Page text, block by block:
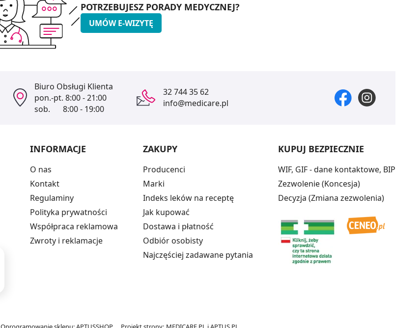
POTRZEBUJESZ PORADY MEDYCZNEJ?
UMÓW E-WIZYTĘ
Biuro Obsługi Klienta
pon.-pt. 8:00 - 21:00
sob.
8:00 - 19:00
32 744 35 62
info@medicare.pl
INFORMACJE
O nas
Kontakt
Regulaminy
Polityka prywatności
Współpraca reklamowa
Zwroty i reklamacje
ZAKUPY
Producenci
Marki
Indeks leków na receptę
Jak kupować
Dostawa i płatność
Odbiór osobisty
Najczęściej zadawane pytania
KUPUJ BEZPIECZNIE
WIF, GIF - dane kontaktowe, BIP
Zezwolenie (Koncesja)
Decyzja (Zmiana zezwolenia)